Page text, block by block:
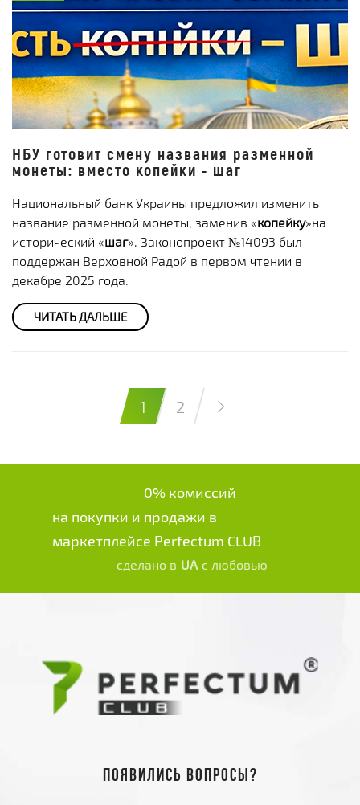
НБУ готовит смену названия разменной
монеты: вместо копейки - шаг
Национальный банк Украины предложил изменить
название разменной монеты, заменив «копейку»на
исторический «шаг». Законопроект №14093 был
поддержан Верховной Радой в первом чтении в
декабре 2025 года.
ЧИТАТЬ ДАЛЬШЕ
1 2
0% комиссий
на покупки и продажи в
маркетплейсе Perfectum CLUB
сделано в UA с любовью
Появились вопросы?